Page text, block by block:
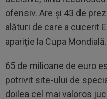
ofensiv. Are și 43 de
alături de care a cucerit
apariție la Cupa Mondială.
65 de milioane de euro
potrivit site-ului de
doilea cel mai valoros